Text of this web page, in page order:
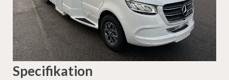
Specifikation